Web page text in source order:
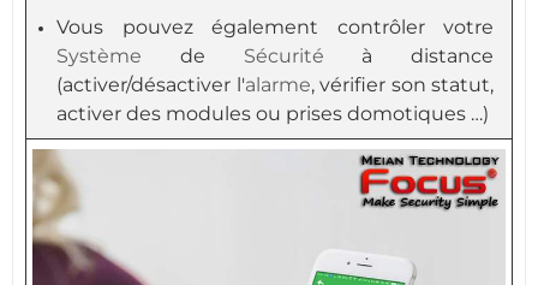
Vous pouvez également contrôler votre
Système de Sécurité à distance
(activer/désactiver l'alarme, vérifier son statut,
activer des modules ou prises domotiques …)